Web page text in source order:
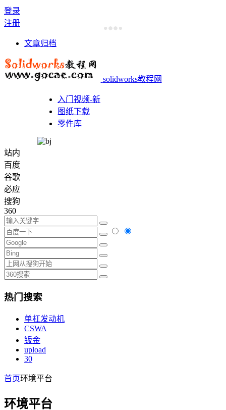
登录
注册
文章归档
solidworks教程网
入门视频-新
图纸下载
零件库
站内
百度
谷歌
必应
搜狗
360
热门搜索
单杠发动机
CSWA
钣金
upload
30
首页环境平台
环境平台